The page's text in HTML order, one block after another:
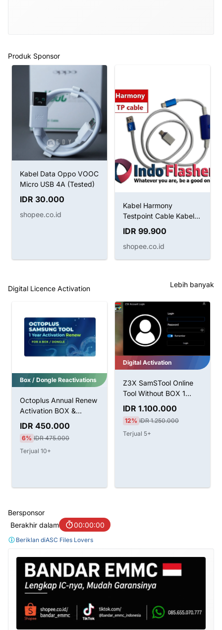
Produk Sponsor
Kabel Data Oppo VOOC
Micro USB 4A (Tested)
IDR 30.000
shopee.co.id
Kabel Harmony
Testpoint Cable Kabel
Boot Huawei
IDR 99.900
shopee.co.id
Digital Licence Activation Lebih banyak
Box / Dongle Reactivations
Octoplus Annual Renew
Activation BOX &
Dongle
IDR 450.000
6% IDR 475.000
Terjual 10+
Digital Activation
Z3X SamSTool Online
Tool Without BOX 1
Tahun Aktivasi
IDR 1.100.000
12% IDR 1.250.000
Terjual 5+
Bersponsor
Berakhir dalam
00:00:00
Beriklan diASC Files Lovers